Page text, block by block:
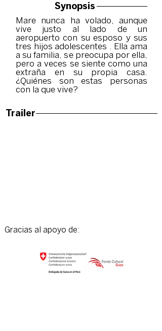
Synopsis
Mare nunca ha volado, aunque
vive justo al lado de un
aeropuerto con su esposo y sus
tres hijos adolescentes . Ella ama
a su familia, se preocupa por ella,
pero a veces se siente como una
extraña en su propia casa.
¿Quiénes son estas personas
con la que vive?
Trailer
Gracias al apoyo de: